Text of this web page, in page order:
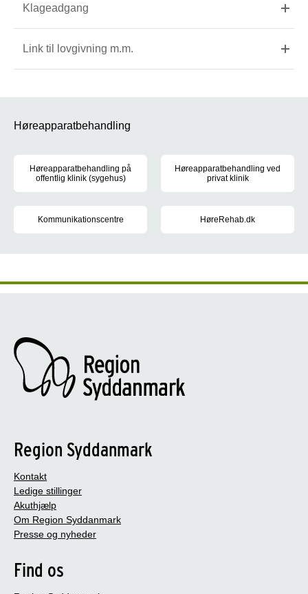
Klageadgang
Link til lovgivning m.m.
Høreapparatbehandling
Høreapparatbehandling på
offentlig klinik (sygehus)
Høreapparatbehandling ved
privat klinik
Kommunikationscentre HøreRehab.dk
Region Syddanmark
Kontakt
Ledige stillinger
Akuthjælp
Om Region Syddanmark
Presse og nyheder
Find os